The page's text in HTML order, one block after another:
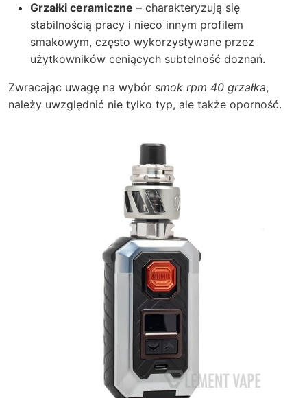
Grzałki ceramiczne – charakteryzują się
stabilnością pracy i nieco innym profilem
smakowym, często wykorzystywane przez
użytkowników ceniących subtelność doznań.
Zwracając uwagę na wybór smok rpm 40 grzałka,
należy uwzględnić nie tylko typ, ale także oporność.